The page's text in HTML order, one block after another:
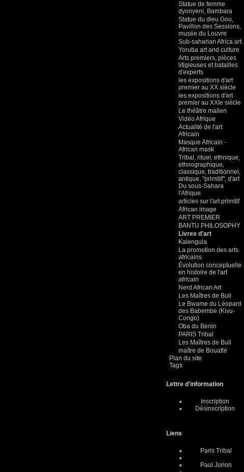
Statue de femme
dyonyeni, Bambara
Statue du dieu Gou,
Pavillon des Sessions,
musée du Louvre
Sub-saharian Africa art
Yoruba art and culture
Arts premiers, pièces
litigieuses et batailles
d'experts
les expositions d'art
premier au XX siècle
les expositions d'art
premier au XXIe siècle
Le théâtre malien
Vidéo Afrique
Actualité de l'art
Africain
Masque Africain -
African mask
Tribal, rituel, ethnique,
ethnographique,
classique, traditionnel,
antique, "primitif", d'art
Du sous-Sahara
l'Afrique
articles sur l'art primitif
African image
ART PREMIER
BANTU PHILOSOPHY
Livres d'art
Kalengula
La promotion des arts
africains
Évolution conceptuelle
en histoire de l'art
africain
Nerd African Art
Les Maîtres de Buli
Le Bwame du Léopard
des Babembe (Kivu-
Congo)
Oba du Benin
PARIS Tribal
Les Maîtres de Buli
maître de Bouaflé
Plan du site
Tags
Lettre d'information
Inscription
Désinscription
Liens
Paris Tribal
Paul Jorion